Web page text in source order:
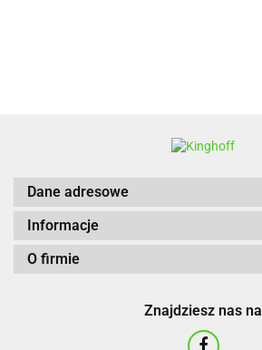
Dane adresowe
Informacje
O firmie
Znajdziesz nas na